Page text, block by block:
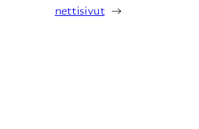
nettisivut →